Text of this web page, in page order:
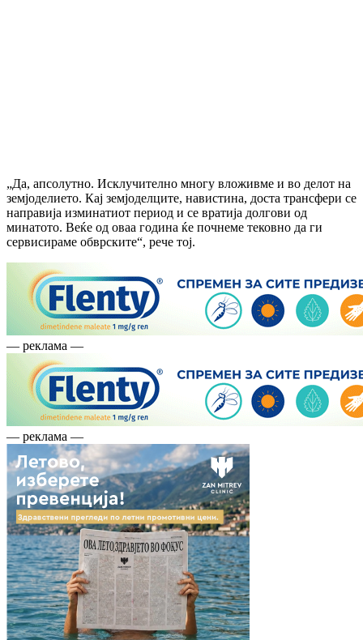
„Да, апсолутно. Исклучително многу вложивме и во делот на
земјоделието. Кај земјоделците, навистина, доста трансфери се
направија изминатиот период и се вратија долгови од
минатото. Веќе од оваа година ќе почнеме тековно да ги
сервисираме обврските“, рече тој.
— реклама —
— реклама —